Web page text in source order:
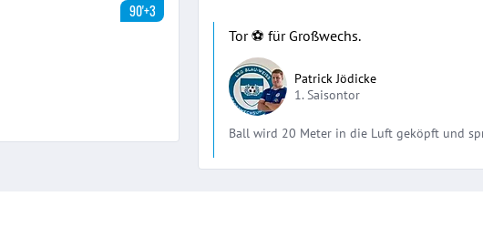
90'+3
Tor ⚽️ für Großwechs.
Patrick Jödicke
1. Saisontor
Ball wird 20 Meter in die Luft geköpft und